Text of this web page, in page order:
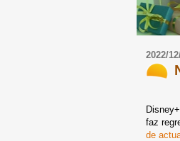
2022/
faz
de